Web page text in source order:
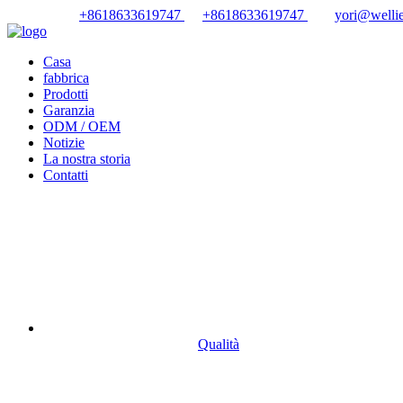
+8618633619747 +8618633619747
Casa
fabbrica
Prodotti
Garanzia
ODM / OEM
Notizie
La nostra storia
Contatti
Qualità